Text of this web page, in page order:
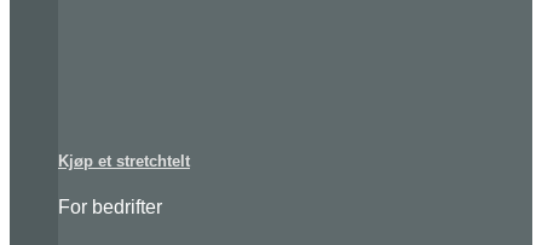
Kjøp et stretchtelt
For bedrifter